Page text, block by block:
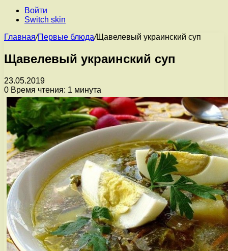
Войти
Switch skin
Главная/Первые блюда/Щавелевый украинский суп
Щавелевый украинский суп
23.05.2019
0 Время чтения: 1 минута